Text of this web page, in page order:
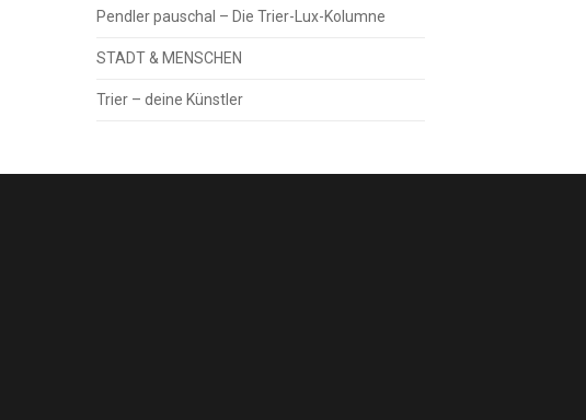
Pendler pauschal – Die Trier-Lux-Kolumne
STADT & MENSCHEN
Trier – deine Künstler